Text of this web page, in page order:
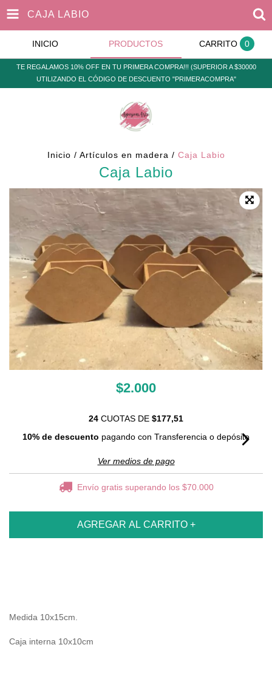
CAJA LABIO
INICIO PRODUCTOS CARRITO 0
TE REGALAMOS 10% OFF EN TU PRIMERA COMPRA!!! (SUPERIOR A $30000
UTILIZANDO EL CÓDIGO DE DESCUENTO "PRIMERACOMPRA"
Inicio / Artículos en madera / Caja Labio
Caja Labio
$2.000
24 CUOTAS DE $177,51
10% de descuento pagando con Transferencia o depósito
Ver medios de pago
Envío gratis superando los $70.000
Medida 10x15cm.
Caja interna 10x10cm